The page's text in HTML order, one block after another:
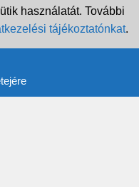
használatát. További
tájékoztatónkat.